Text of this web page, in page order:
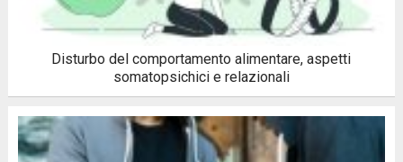
Disturbo del comportamento alimentare, aspetti
somatopsichici e relazionali